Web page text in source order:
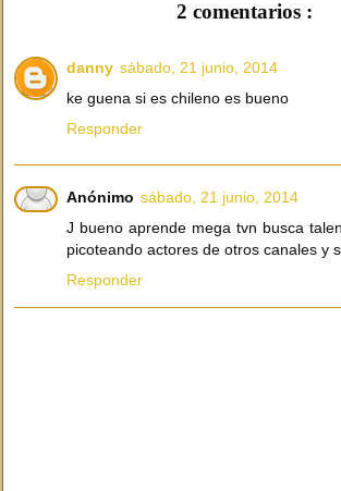
2 comentarios :
danny sábado, 21 junio, 2014
ke guena si es chileno es bueno
Responder
Anónimo sábado, 21 junio, 2014
J bueno aprende mega tvn busca
picoteando actores de otros canales y
Responder